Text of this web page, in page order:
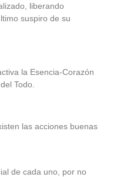
liberando
suspiro de su
la Esencia-Corazón
Todo.
las acciones buenas
de cada uno, por no